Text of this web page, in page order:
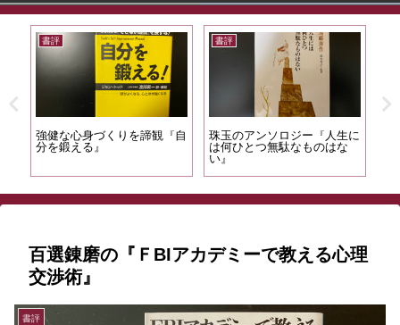
書評
強健な心身づくりを諦観『自
分を鍛える』
書評
珠玉のアンソロジー『人生に
は何ひとつ無駄なものはな
い』
百選錬磨の『ＦBIアカデミーで教える心理
交渉術』
書評